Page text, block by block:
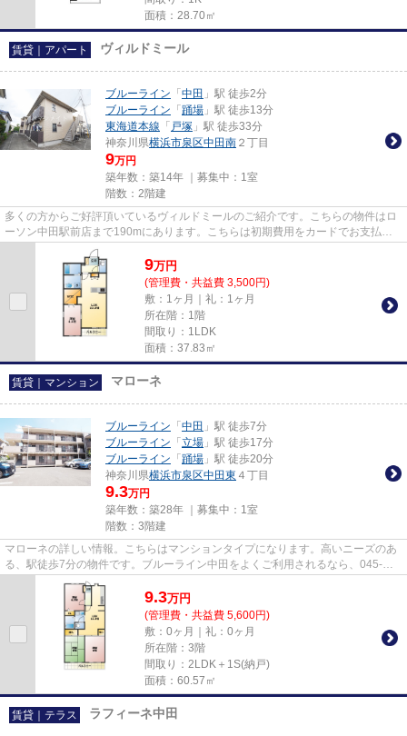
面積：28.70㎡
賃貸｜アパート ヴィルドミール
ブルーライン 「 中田 」駅 徒歩2分
ブルーライン 「 踊場 」駅 徒歩13分
東海道本線 「 戸塚 」駅 徒歩33分
神奈川県横浜市泉区中田南 ２丁目
9万円
築年数：築14年 ｜募集中： 1室
階数：2階建
多くの方からご好評頂いているヴィルドミールのご紹介です。こちらの物件はロ
ーソン中田駅前店まで190mにあります。こちらは初期費用をカードでお支払い
いただける物件なので、支払い...
9万円
(管理費・共益費 3,500円)
敷：1ヶ月｜礼：1ヶ月
所在階：1階
間取り：1LDK
面積：37.83㎡
賃貸｜マンション マローネ
ブルーライン 「 中田 」駅 徒歩7分
ブルーライン 「 立場 」駅 徒歩17分
ブルーライン 「 踊場 」駅 徒歩20分
神奈川県横浜市泉区中田東 ４丁目
9.3万円
築年数：築28年 ｜募集中： 1室
階数：3階建
マローネの詳しい情報。こちらはマンションタイプになります。高いニーズのあ
る、駅徒歩7分の物件です。ブルーライン中田をよくご利用されるなら、045-
438-9891又はinfo@apamanmate.co...
9.3万円
(管理費・共益費 5,600円)
敷：0ヶ月｜礼：0ヶ月
所在階：3階
間取り：2LDK＋1S(納戸)
面積：60.57㎡
賃貸｜テラス ラフィーネ中田